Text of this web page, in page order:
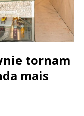
tornam
mais